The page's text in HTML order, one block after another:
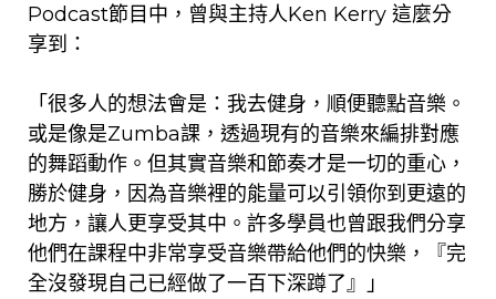
Podcast節目 中，曾與主持人Ken Kerry 這麼分
享到：
「很多人的想法會是：我去健身，順便聽點音樂。
或是像是Zumba課，透過現有的音樂來編排對應
的舞蹈動作。 但其實音樂和節奏才是一切的重心，
勝於健身， 因為音樂裡的能量可以引領你到更遠的
地方 ， 讓人更享受其中。 許多學員也曾跟我們分享
他們在課程中非常享受音樂帶給他們的快樂，『完
全沒發現自己已經做了一百下深蹲了』」